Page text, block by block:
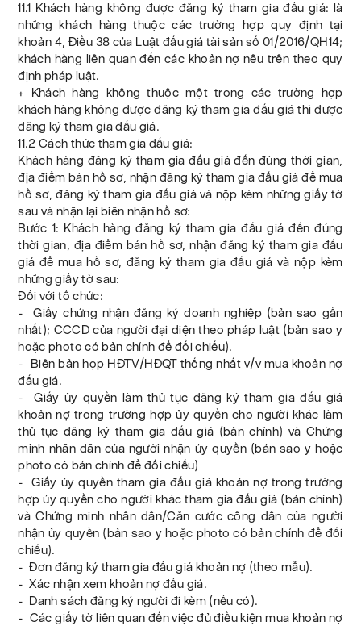
11.1 Khách hàng không được đăng ký tham gia đấu giá: là
những khách hàng thuộc các trường hợp quy định tại
khoản 4, Điều 38 của Luật đấu giá tài sản số 01/2016/QH14;
khách hàng liên quan đến các khoản nợ nêu trên theo quy
định pháp luật.
+ Khách hàng không thuộc một trong các trường hợp
khách hàng không được đăng ký tham gia đấu giá thì được
đăng ký tham gia đấu giá.
11.2 Cách thức tham gia đấu giá:
Khách hàng đăng ký tham gia đấu giá đến đúng thời gian,
địa điểm bán hồ sơ, nhận đăng ký tham gia đấu giá để mua
hồ sơ, đăng ký tham gia đấu giá và nộp kèm những giấy tờ
sau và nhận lại biên nhận hồ sơ:
Bước 1: Khách hàng đăng ký tham gia đấu giá đến đúng
thời gian, địa điểm bán hồ sơ, nhận đăng ký tham gia đấu
giá để mua hồ sơ, đăng ký tham gia đấu giá và nộp kèm
những giấy tờ sau:
Đối với tổ chức:
- Giấy chứng nhận đăng ký doanh nghiệp (bản sao gần
nhất); CCCD của người đại diện theo pháp luật (bản sao y
hoặc photo có bản chính để đối chiếu).
- Biên bản họp HĐTV/HĐQT thống nhất v/v mua khoản nợ
đấu giá.
- Giấy ủy quyền làm thủ tục đăng ký tham gia đấu giá
khoản nợ trong trường hợp ủy quyền cho người khác làm
thủ tục đăng ký tham gia đấu giá (bản chính) và Chứng
minh nhân dân của người nhận ủy quyền (bản sao y hoặc
photo có bản chính để đối chiếu)
- Giấy ủy quyền tham gia đấu giá khoản nợ trong trường
hợp ủy quyền cho người khác tham gia đấu giá (bản chính)
và Chứng minh nhân dân/Căn cước công dân của người
nhận ủy quyền (bản sao y hoặc photo có bản chính để đối
chiếu).
- Đơn đăng ký tham gia đấu giá khoản nợ (theo mẫu).
- Xác nhận xem khoản nợ đấu giá.
- Danh sách đăng ký người đi kèm (nếu có).
- Các giấy tờ liên quan đến việc đủ điều kiện mua khoản nợ